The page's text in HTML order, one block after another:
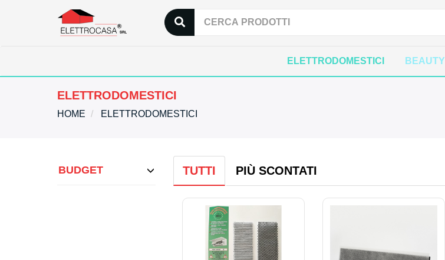
ELETTRODOMESTICI BEAUTY
ELETTRODOMESTICI
HOME ELETTRODOMESTICI
BUDGET TUTTI PIÙ SCONTATI